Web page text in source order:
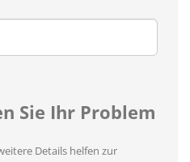
Sie Ihr Problem
Details helfen zur